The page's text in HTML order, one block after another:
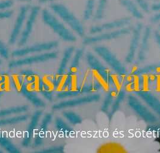
Fényáteresztő és